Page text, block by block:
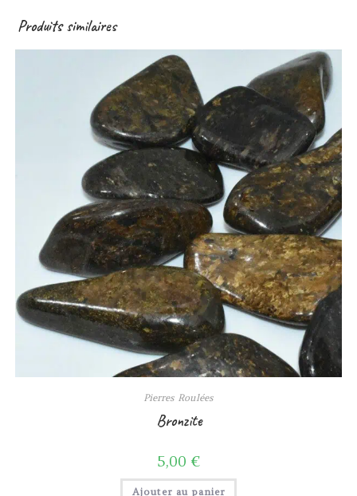
Produits similaires
Pierres Roulées
Bronzite
5,00 €
Ajouter au panier